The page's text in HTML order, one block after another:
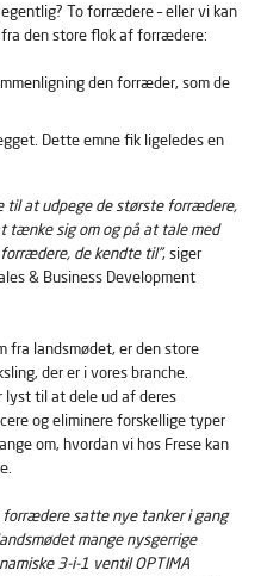
To forrædere – eller vi kan
fra den store flok af forrædere:
den forræder, som de
Dette emne fik ligeledes en
til at udpege de største forrædere,
tænke sig om og på at tale med
de kendte til”, siger
& Business Development
fra landsmødet, er den store
der er i vores branche.
lyst til at dele ud af deres
og eliminere forskellige typer
om, hvordan vi hos Frese kan
forrædere satte nye tanker i gang
mange nysgerrige
3-i-1 ventil OPTIMA